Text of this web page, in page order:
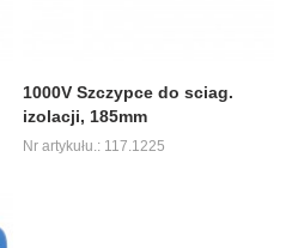
1000V Szczypce do sciag.
izolacji, 185mm
Nr artykułu.: 117.1225